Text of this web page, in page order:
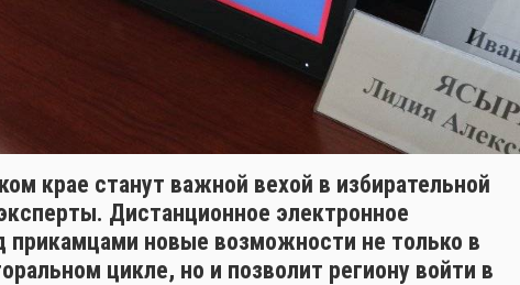
крае станут важной вехой в избирательной
Дистанционное электронное
прикамцами новые возможности не только в
цикле, но и позволит региону войти в